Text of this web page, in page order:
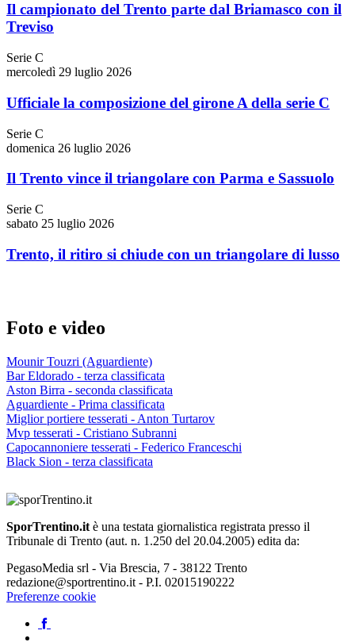
Il campionato del Trento parte dal Briamasco con il
Treviso
Serie C
mercoledì 29 luglio 2026
Ufficiale la composizione del girone A della serie C
Serie C
domenica 26 luglio 2026
Il Trento vince il triangolare con Parma e Sassuolo
Serie C
sabato 25 luglio 2026
Trento, il ritiro si chiude con un triangolare di lusso
Foto e video
Mounir Touzri (Aguardiente)
Bar Eldorado - terza classificata
Aston Birra - seconda classificata
Aguardiente - Prima classificata
Miglior portiere tesserati - Anton Turtarov
Mvp tesserati - Cristiano Subranni
Capocannoniere tesserati - Federico Franceschi
Black Sion - terza classificata
SporTrentino.it è una testata giornalistica registrata presso il
Tribunale di Trento (aut. n. 1.250 del 20.04.2005) edita da:
PegasoMedia srl - Via Brescia, 7 - 38122 Trento
redazione@sportrentino.it - P.I. 02015190222
Preferenze cookie